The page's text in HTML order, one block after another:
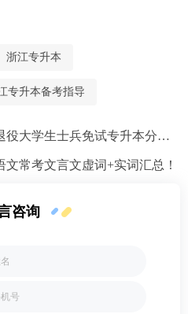
浙江专升本
专升本备考指导
温州大学2025年退役大学生士兵免试专升本分数线
文常考文言文虚词+实词汇总！
咨询